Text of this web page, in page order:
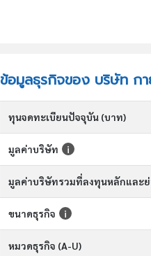
ข้อมูลธุรกิจของ บริษัท กา
ทุนจดทะเบียนปัจจุบัน (บาท)
มูลค่าบริษัท
มูลค่าบริษัทรวมที่ลงทุนหลักและ
ขนาดธุรกิจ
หมวดธุรกิจ (A-U)